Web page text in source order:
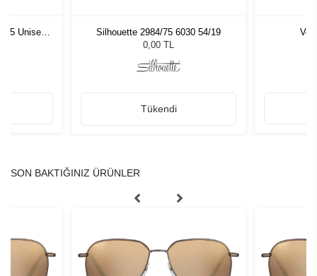
55 Unisex
Silhouette 2984/75 6030 54/19
0,00 TL
Tükendi
SON BAKTIĞINIZ ÜRÜNLER